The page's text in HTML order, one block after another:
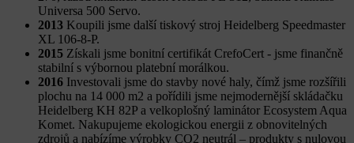
Universa 500 Servo.
2013 Koupili jsme další tiskový stroj Heidelberg Speedmaster
XL 106-8-P.
2015 Získali jsme bonitní certifikát CrefoCert - jsme finančně
stabilní s výbornou platební morálkou.
2016 Investovali jsme do stavby nové haly, čímž jsme rozšířili
plochu na 14 000 m2 a pořídili jsme nejmodernější skládačku
Heidelberg KH 82P a velkoplošný laminátor Ecosystem Aqua
Komet. Nakupujeme ekologickou energii z obnovitelných
zdrojů a nabízíme výrobky CO2 neutrál – produkty s nulovou